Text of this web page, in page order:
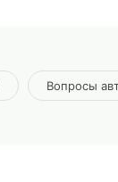
Вопросы